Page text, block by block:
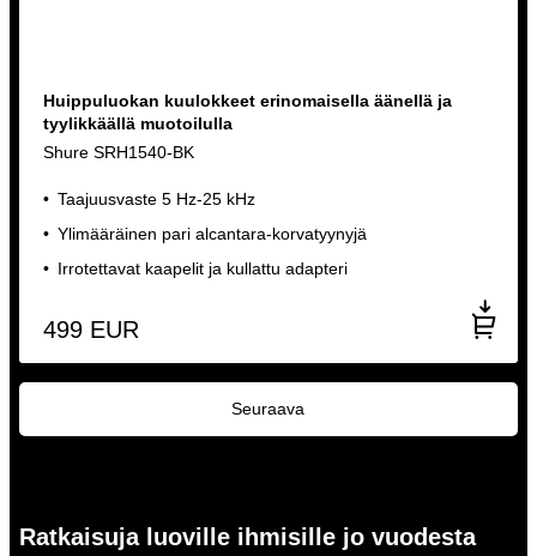
Huippuluokan kuulokkeet erinomaisella äänellä ja
tyylikkäällä muotoilulla
Shure SRH1540-BK
Taajuusvaste 5 Hz-25 kHz
Ylimääräinen pari alcantara-korvatyynyjä
Irrotettavat kaapelit ja kullattu adapteri
499 EUR
Seuraava
Ratkaisuja luoville ihmisille jo vuodesta